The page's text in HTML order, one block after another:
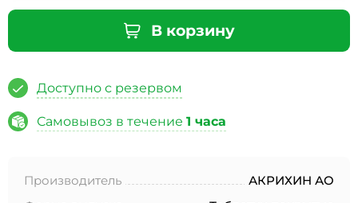
В корзину
Доступно с резервом
Самовывоз в течение 1 часа
Производитель
АКРИХИН АО
Защита от автоматических сообщений
соответствии с Федеральным законом от 27.07.2006 года